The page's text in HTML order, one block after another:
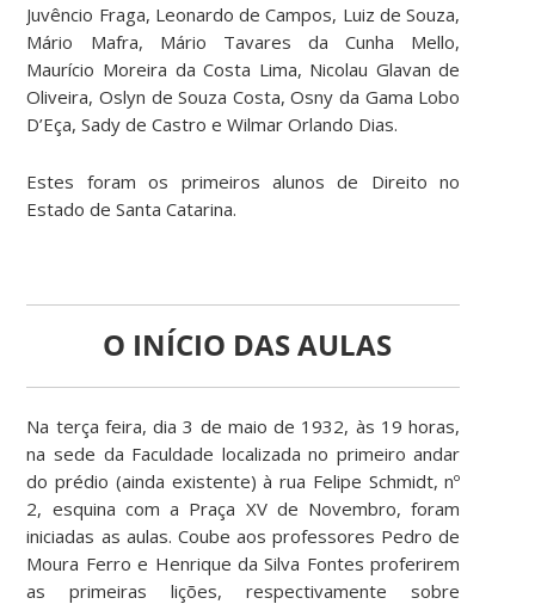
Juvêncio Fraga, Leonardo de Campos, Luiz de Souza,
Mário Mafra, Mário Tavares da Cunha Mello,
Maurício Moreira da Costa Lima, Nicolau Glavan de
Oliveira, Oslyn de Souza Costa, Osny da Gama Lobo
D’Eça, Sady de Castro e Wilmar Orlando Dias.
Estes foram os primeiros alunos de Direito no
Estado de Santa Catarina.
O INÍCIO DAS AULAS
Na terça feira, dia 3 de maio de 1932, às 19 horas,
na sede da Faculdade localizada no primeiro andar
do prédio (ainda existente) à rua Felipe Schmidt, nº
2, esquina com a Praça XV de Novembro, foram
iniciadas as aulas. Coube aos professores Pedro de
Moura Ferro e Henrique da Silva Fontes proferirem
as primeiras lições, respectivamente sobre